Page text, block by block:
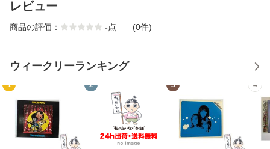
レビュー
商品の評価： -点 (0件)
ウィークリーランキング
1 2 3 4